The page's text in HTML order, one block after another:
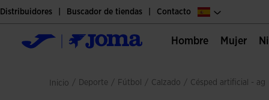
Distribuidores Buscador de tiendas Contacto
Hombre Mujer
Inicio / deporte / fútbol / calzado / césped artificial - ag